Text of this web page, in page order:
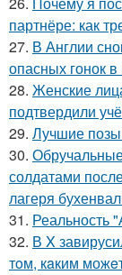
партнёре: как
27. В Англии
опасных гонок
28. Женские
подтвердили
29. Лучшие позы
30.
солдатами
лагеря
31. Реальность
32. В X
тoм, кaким